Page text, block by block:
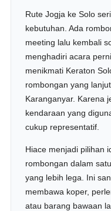
Rute Jogja ke Solo
kebutuhan. Ada
meeting lalu kembali
menghadiri acara
menikmati Keraton
rombongan yang
Karanganyar. Karena
kendaraan yang
cukup representatif.
Hiace menjadi pilihan
rombongan dalam
yang lebih lega. Ini
membawa koper,
atau barang bawaan